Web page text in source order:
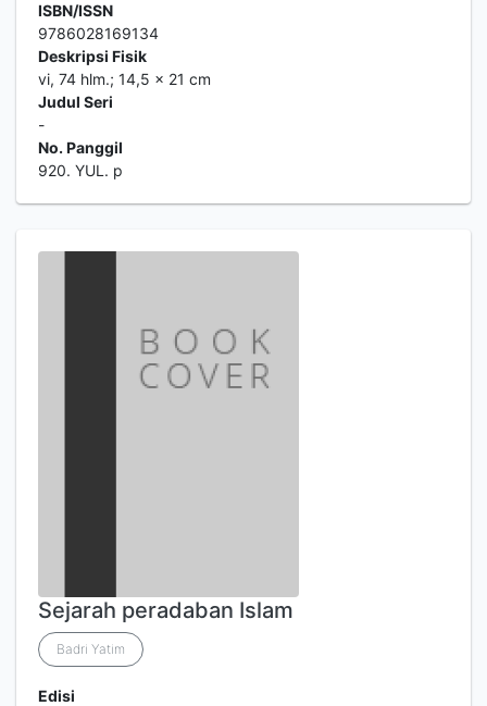
ISBN/ISSN
9786028169134
Deskripsi Fisik
vi, 74 hlm.; 14,5 x 21 cm
Judul Seri
-
No. Panggil
920. YUL. p
Sejarah peradaban Islam
Badri Yatim
Edisi